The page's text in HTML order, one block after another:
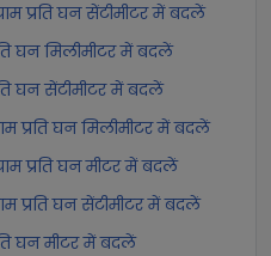
प्रति घन सेंटीमीटर में बदलें
घन मिलीमीटर में बदलें
घन सेंटीमीटर में बदलें
प्रति घन मिलीमीटर में बदलें
प्रति घन मीटर में बदलें
प्रति घन सेंटीमीटर में बदलें
घन मीटर में बदलें